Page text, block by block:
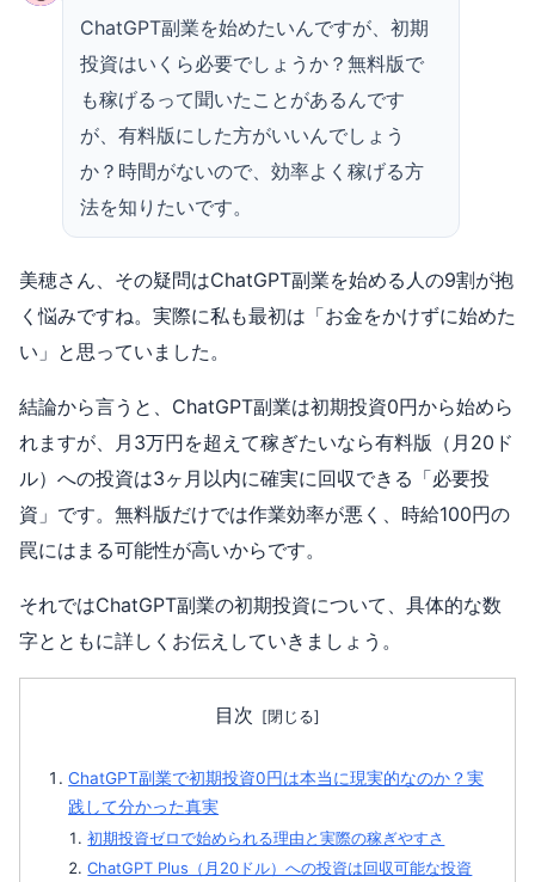
ChatGPT副業を始めたいんですが、初期
投資はいくら必要でしょうか？無料版で
も稼げるって聞いたことがあるんです
が、有料版にした方がいいんでしょう
か？時間がないので、効率よく稼げる方
法を知りたいです。
美穂さん、その疑問はChatGPT副業を始める人の9割が抱
く悩みですね。実際に私も最初は「お金をかけずに始めた
い」と思っていました。
結論から言うと、ChatGPT副業は初期投資0円から始めら
れますが、月3万円を超えて稼ぎたいなら有料版（月20ド
ル）への投資は3ヶ月以内に確実に回収できる「必要投
資」です。無料版だけでは作業効率が悪く、時給100円の
罠にはまる可能性が高いからです。
それではChatGPT副業の初期投資について、具体的な数
字とともに詳しくお伝えしていきましょう。
目次
ChatGPT副業で初期投資0円は本当に現実的なのか？実
践して分かった真実
初期投資ゼロで始められる理由と実際の稼ぎやすさ
ChatGPT Plus（月20ドル）への投資は回収可能な投資